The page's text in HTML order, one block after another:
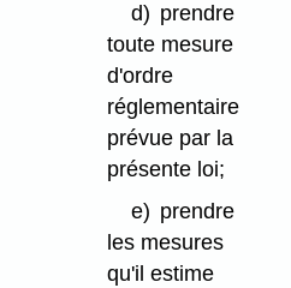
d) prendre
toute mesure
d'ordre
réglementaire
prévue par la
présente loi;
e) prendre
les mesures
qu'il estime